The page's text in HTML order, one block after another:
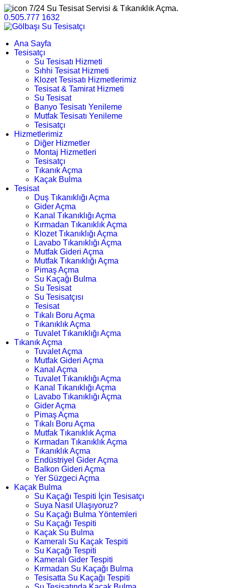
7/24 Su Tesisat Servisi & Tıkanıklık Açma.
0.505.777 1632
Ana Sayfa
Tesisatçı
Su Tesisatı Hizmeti
Sıhhi Tesisat Hizmeti
Klozet Tesisatı Hizmetlerimiz
Tesisat & Tamirat Hizmeti
Su Tesisat
Banyo Tesisatı Yenileme
Mutfak Tesisatı Yenileme
Tesisatçı
Hizmetlerimiz
Diğer Hizmetler
Montaj Hizmetleri
Tesisatçı
Tıkanık Açma
Kaçak Bulma
Tesisat
Duş Tıkanıklığı Açma
Gider Açma
Kanal Tıkanıklığı Açma
Kırmadan Tıkanıklık Açma
Klozet Tıkanıklığı Açma
Lavabo Tıkanıklığı Açma
Mutfak Gideri Açma
Mutfak Tıkanıklığı Açma
Pimaş Açma
Su Kaçağı Bulma
Su Tesisat
Su Tesisatçısı
Tesisat
Tıkalı Boru Açma
Tıkanıklık Açma
Tuvalet Tıkanıklığı Açma
Tıkanık Açma
Tuvalet Açma
Mutfak Gideri Açma
Kanal Açma
Tuvalet Tıkanıklığı Açma
Kanal Tıkanıklığı Açma
Lavabo Tıkanıklığı Açma
Gider Açma
Pimaş Açma
Tıkalı Boru Açma
Mutfak Tıkanıklık Açma
Kırmadan Tıkanıklık Açma
Tıkanıklık Açma
Endüstriyel Gider Açma
Balkon Gideri Açma
Yer Süzgeci Açma
Kaçak Bulma
Su Kaçağı Tespiti İçin Tesisatçı
Suya Nasıl Ulaşıyoruz?
Su Kaçağı Bulma Yöntemleri
Su Kaçağı Tespiti
Kaçak Su Bulma
Kameralı Su Kaçak Tespiti
Su Kaçağı Tespiti
Kameralı Gider Tespiti
Kırmadan Su Kaçağı Bulma
Tesisatta Su Kaçağı Tespiti